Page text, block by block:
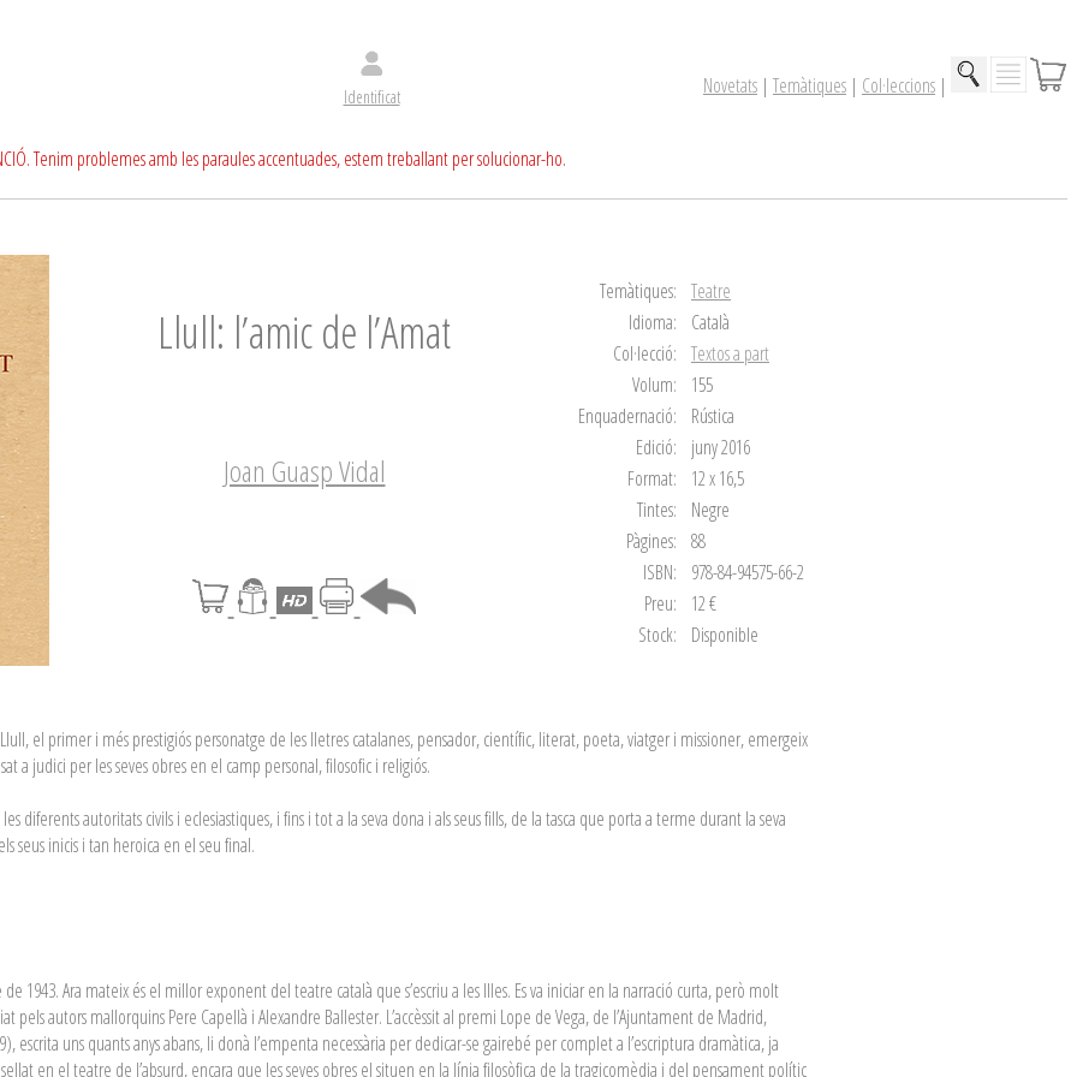
Identificat Novetats | Temàtiques | Col·leccions |
Tenim problemes amb les paraules accentuades, estem treballant per solucionar-ho.
Llull: l’amic de l’Amat
Joan Guasp Vidal
Temàtiques: Teatre
Idioma:
Català
Col·lecció: Textos a part
Volum:
155
Enquadernació:
Rústica
Edició:
juny 2016
Format:
12 x 16,5
Tintes:
Negre
Pàgines: 88
ISBN:
978-84-94575-66-2
Preu:
12 €
Stock:
Disponible
el primer i més prestigiós personatge de les lletres catalanes, pensador, científic, literat, poeta, viatger i missioner, emergeix
a judici per les seves obres en el camp personal, filosofic i religiós.
diferents autoritats civils i eclesiastiques, i fins i tot a la seva dona i als seus fills, de la tasca que porta a terme durant la seva
seus inicis i tan heroica en el seu final.
1943. Ara mateix és el millor exponent del teatre català que s’escriu a les Illes. Es va iniciar en la narració curta, però molt
pels autors mallorquins Pere Capellà i Alexandre Ballester. L’accèssit al premi Lope de Vega, de l’Ajuntament de Madrid,
escrita uns quants anys abans, li donà l’empenta necessària per dedicar-se gairebé per complet a l’escriptura dramàtica, ja
en el teatre de l’absurd, encara que les seves obres el situen en la línia filosòfica de la tragicomèdia i del pensament polític